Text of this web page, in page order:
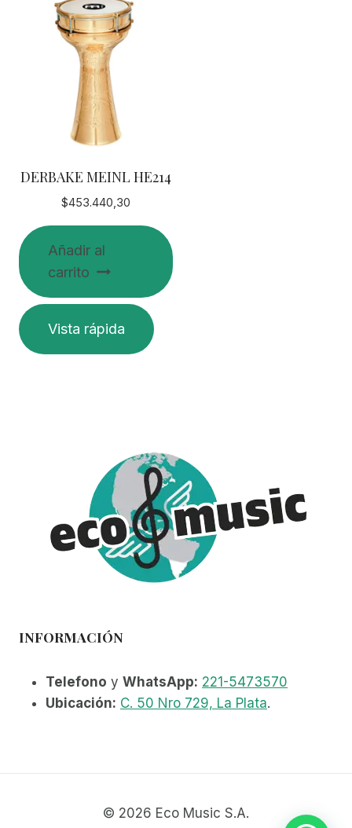
DERBAKE MEINL HE214
$453.440,30
Añadir al
carrito
Vista rápida
INFORMACIÓN
Telefono y WhatsApp: 221-5473570
Ubicación: C. 50 Nro 729, La Plata.
© 2026 Eco Music S.A.